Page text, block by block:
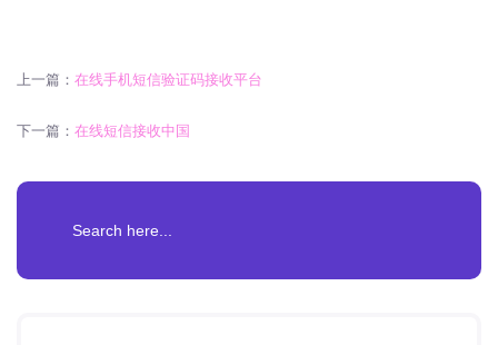
上一篇： 在线手机短信验证码接收平台
下一篇： 在线短信接收中国